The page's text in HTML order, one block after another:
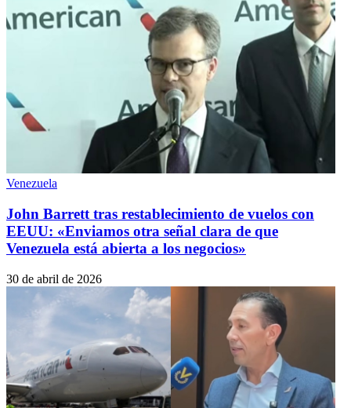
Venezuela
John Barrett tras restablecimiento de vuelos con
EEUU: «Enviamos otra señal clara de que
Venezuela está abierta a los negocios»
30 de abril de 2026